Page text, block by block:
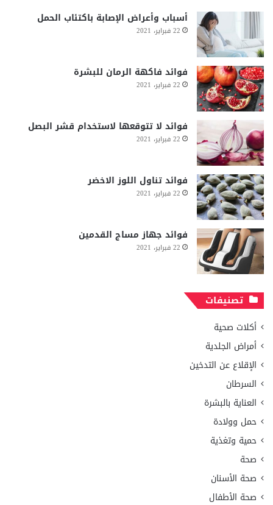
أسباب وأعراض الإصابة باكتئاب الحمل
22 فبراير، 2021
فوائد فاكهة الرمان للبشرة
22 فبراير، 2021
فوائد لا تتوقعها لاستخدام قشر البصل
22 فبراير، 2021
فوائد تناول اللوز الاخضر
22 فبراير، 2021
فوائد جهاز مساج القدمين
22 فبراير، 2021
تصنيفات
أكلات صحية
أمراض الجلدية
الإقلاع عن التدخين
السرطان
العناية بالبشرة
حمل وولادة
حمية وتغذية
صحة
صحة الأسنان
صحة الأطفال